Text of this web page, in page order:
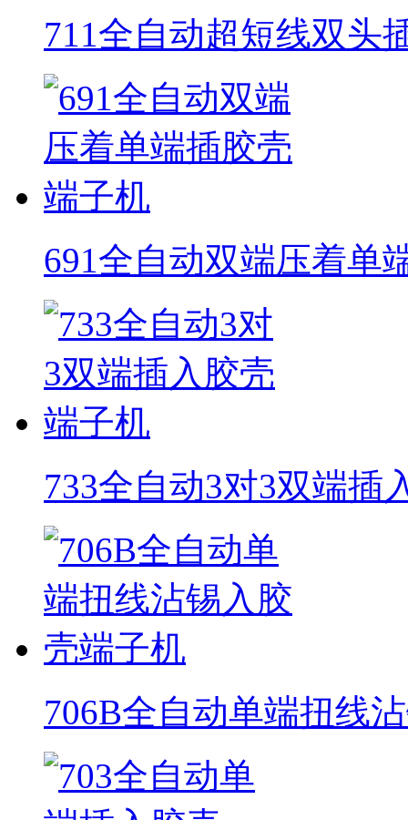
711全自动超短线双头
691全自动双端压着单
733全自动3对3双端插
706B全自动单端扭线